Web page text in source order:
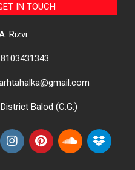
IN TOUCH
Rizvi
Balod (C.G.)